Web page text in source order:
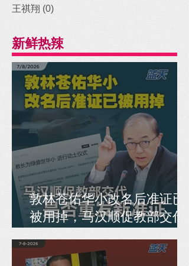
王祺翔 (0)
新鲜热辣
敦林苍佑华小改名后准证已
被用掉，马汉顺促教部交代